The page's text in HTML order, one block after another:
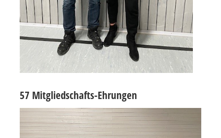
57 Mitgliedschafts-Ehrungen